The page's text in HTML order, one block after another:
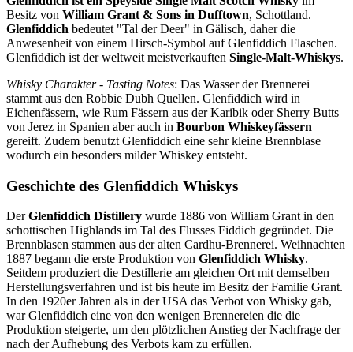
Besitz von William Grant & Sons in Dufftown, Schottland.
Glenfiddich bedeutet "Tal der Deer" in Gälisch, daher die
Anwesenheit von einem Hirsch-Symbol auf Glenfiddich Flaschen.
Glenfiddich ist der weltweit meistverkauften Single-Malt-Whiskys.
Whisky Charakter - Tasting Notes: Das Wasser der Brennerei
stammt aus den Robbie Dubh Quellen. Glenfiddich wird in
Eichenfässern, wie Rum Fässern aus der Karibik oder Sherry Butts
von Jerez in Spanien aber auch in Bourbon Whiskeyfässern
gereift. Zudem benutzt Glenfiddich eine sehr kleine Brennblase
wodurch ein besonders milder Whiskey entsteht.
Geschichte des Glenfiddich Whiskys
DerGlenfiddich Distillery wurde 1886 von William Grant in den
schottischen Highlands im Tal des Flusses Fiddich gegründet. Die
Brennblasen stammen aus der alten Cardhu-Brennerei. Weihnachten
1887 begann die erste Produktion von Glenfiddich Whisky.
Seitdem produziert die Destillerie am gleichen Ort mit demselben
Herstellungsverfahren und ist bis heute im Besitz der Familie Grant.
In den 1920er Jahren als in der USA das Verbot von Whisky gab,
war Glenfiddich eine von den wenigen Brennereien die die
Produktion steigerte, um den plötzlichen Anstieg der Nachfrage der
nach der Aufhebung des Verbots kam zu erfüllen.